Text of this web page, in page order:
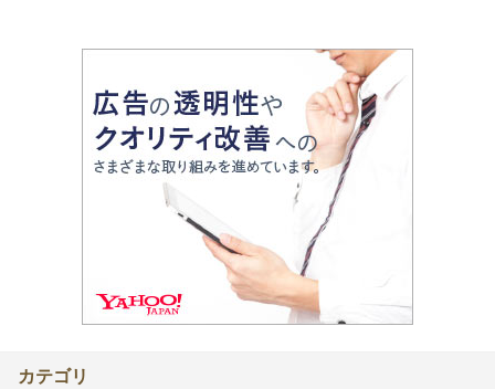
カテゴリ